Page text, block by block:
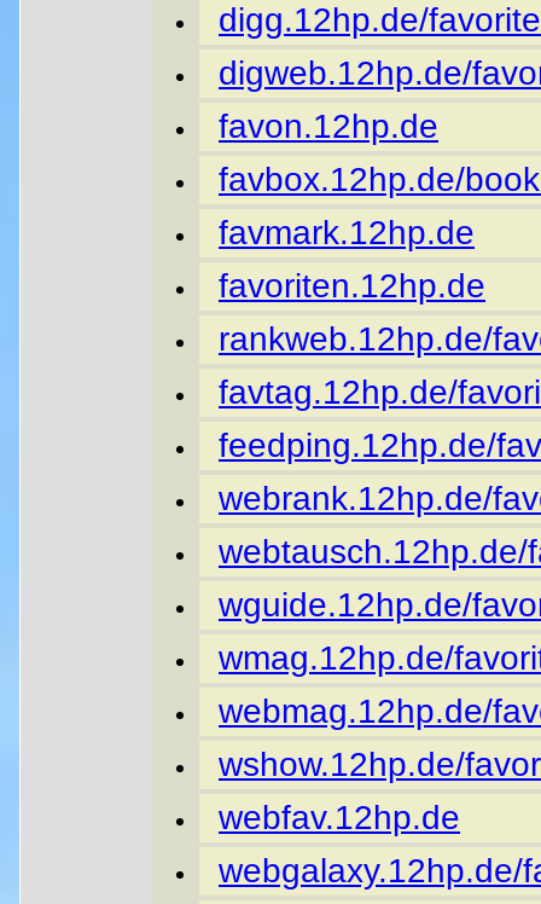
digg.12hp.de/
digweb.12hp.de/
favon.12hp.de
favbox.12hp.de/
favmark.12hp.de
favoriten.12hp.de
rankweb.12hp.de/
favtag.12hp.de/
feedping.12hp.de/
webrank.12hp.de/
webtausch.12hp.de/
wguide.12hp.de/
wmag.12hp.de/
webmag.12hp.de/
wshow.12hp.de/
webfav.12hp.de
webgalaxy.12hp.de/